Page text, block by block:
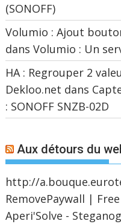
(SONOFF)
Volumio : Ajout
dansVolumio : Un
HA : Regrouper 2
Dekloo.net dans
: SONOFF SNZB-02D
Aux détours du
http://
RemovePaywall |
Aperi'Solve -